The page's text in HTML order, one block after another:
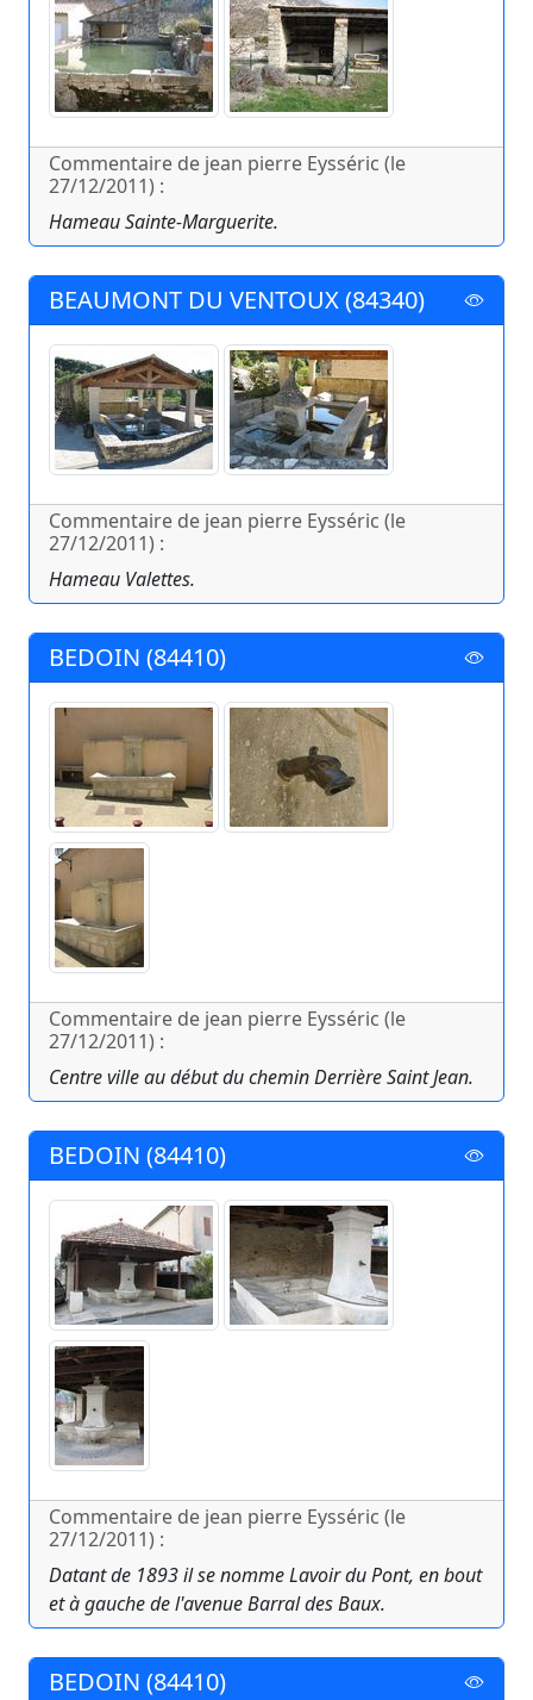
Commentaire de jean pierre Eysséric (le
27/12/2011) :
Hameau Sainte-Marguerite.
BEAUMONT DU VENTOUX (84340)
Commentaire de jean pierre Eysséric (le
27/12/2011) :
Hameau Valettes.
BEDOIN (84410)
Commentaire de jean pierre Eysséric (le
27/12/2011) :
Centre ville au début du chemin Derrière Saint Jean.
BEDOIN (84410)
Commentaire de jean pierre Eysséric (le
27/12/2011) :
Datant de 1893 il se nomme Lavoir du Pont, en bout
et à gauche de l'avenue Barral des Baux.
BEDOIN (84410)